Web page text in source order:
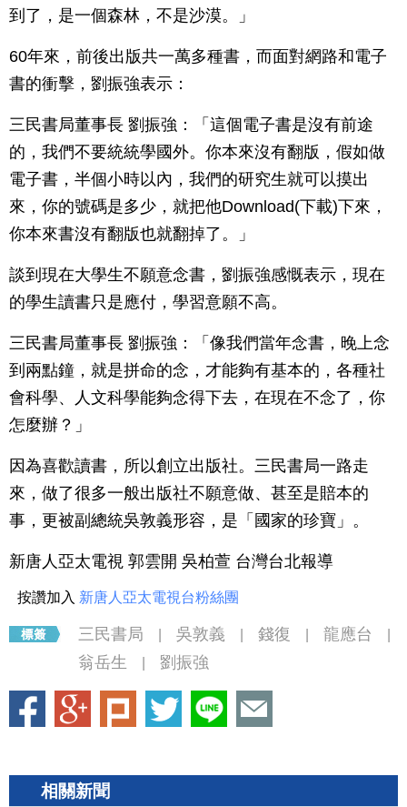
到了，是一個森林，不是沙漠。」
60年來，前後出版共一萬多種書，而面對網路和電子
書的衝擊，劉振強表示：
三民書局董事長 劉振強：「這個電子書是沒有前途
的，我們不要統統學國外。你本來沒有翻版，假如做
電子書，半個小時以內，我們的研究生就可以摸出
來，你的號碼是多少，就把他Download(下載)下來，
你本來書沒有翻版也就翻掉了。」
談到現在大學生不願意念書，劉振強感慨表示，現在
的學生讀書只是應付，學習意願不高。
三民書局董事長 劉振強：「像我們當年念書，晚上念
到兩點鐘，就是拼命的念，才能夠有基本的，各種社
會科學、人文科學能夠念得下去，在現在不念了，你
怎麼辦？」
因為喜歡讀書，所以創立出版社。三民書局一路走
來，做了很多一般出版社不願意做、甚至是賠本的
事，更被副總統吳敦義形容，是「國家的珍寶」。
新唐人亞太電視 郭雲開 吳柏萱 台灣台北報導
按讚加入 新唐人亞太電視台粉絲團
三民書局 吳敦義 錢復 龍應台
翁岳生 劉振強
相關新聞